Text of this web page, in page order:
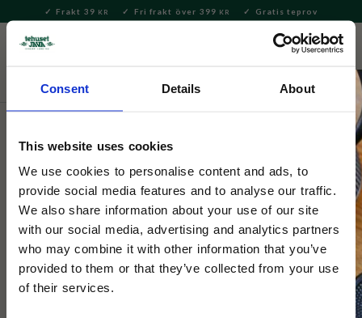
Consent Details About
This website uses cookies
We use cookies to personalise content and ads, to
provide social media features and to analyse our traffic.
We also share information about your use of our site
with our social media, advertising and analytics partners
who may combine it with other information that you’ve
provided to them or that they’ve collected from your use
of their services.
Meny
Frakt 39 KR Fri frakt över 399 KR Gratis teprov
Hem & Inredningsdetaljer
Selected by Tehuset Java
Le Chatelard Rose Pivoine tvål
Underbar fast tvål berikad med mandelolja i doft av ros och
pion.